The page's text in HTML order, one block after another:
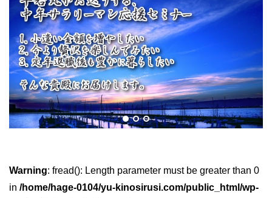
Warning: fread(): Length parameter must be greater than 0
in /home/hage-0104/yu-kinosirusi.com/public_html/wp-